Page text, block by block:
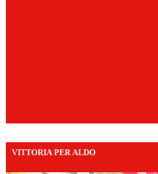
VITTORIA PER ALDO